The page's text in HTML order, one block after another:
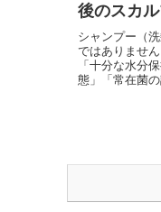
後のスカ
シャンプー（
ではありませ
「十分な水分
態」「常在菌